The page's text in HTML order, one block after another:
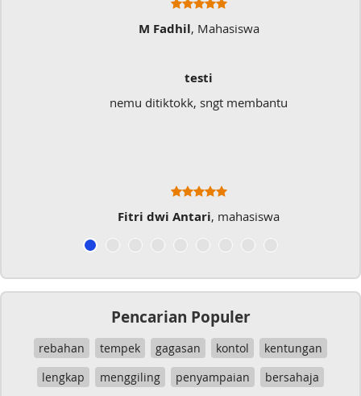
M Fadhil, Mahasiswa
testi
nemu ditiktokk, sngt membantu
Fitri dwi Antari, mahasiswa
Pencarian Populer
rebahan tempek gagasan kontol
kentungan
lengkap
menggiling penyampaian bersahaja